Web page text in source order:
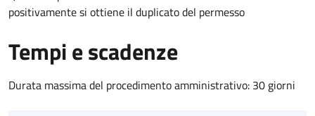
positivamente si ottiene il duplicato del permesso
Tempi e scadenze
Durata massima del procedimento amministrativo: 30 giorni